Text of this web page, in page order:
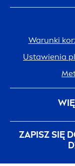
Warunki
Ustawienia
Historia
JEDNA
ZAPISZ SIĘ